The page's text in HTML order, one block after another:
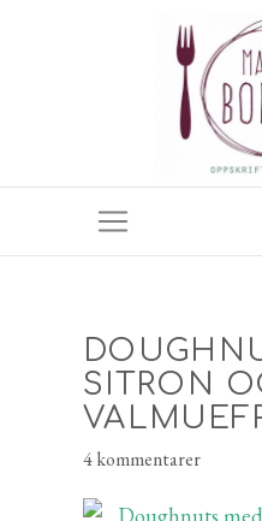
SITRON
4 kommentarer